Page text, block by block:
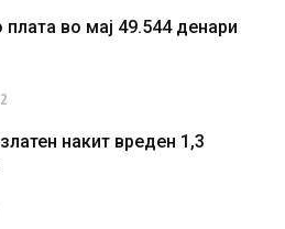
во мај 49.544 денари
накит вреден 1,3